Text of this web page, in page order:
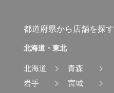
都道府県から店舗を探す
北海道・東北
北海道
青森
岩手
宮城